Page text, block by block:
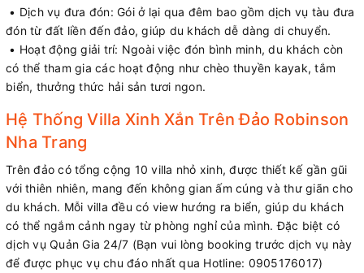
• Dịch vụ đưa đón: Gói ở lại qua đêm bao gồm dịch vụ tàu đưa
đón từ đất liền đến đảo, giúp du khách dễ dàng di chuyển.
• Hoạt động giải trí: Ngoài việc đón bình minh, du khách còn
có thể tham gia các hoạt động như chèo thuyền kayak, tắm
biển, thưởng thức hải sản tươi ngon.
Hệ Thống Villa Xinh Xắn Trên Đảo Robinson
Nha Trang
Trên đảo có tổng cộng 10 villa nhỏ xinh, được thiết kế gần gũi
với thiên nhiên, mang đến không gian ấm cúng và thư giãn cho
du khách. Mỗi villa đều có view hướng ra biển, giúp du khách
có thể ngắm cảnh ngay từ phòng nghỉ của mình. Đặc biệt có
dịch vụ Quản Gia 24/7 (Bạn vui lòng booking trước dịch vụ này
để được phục vụ chu đáo nhất qua Hotline: 0905176017)